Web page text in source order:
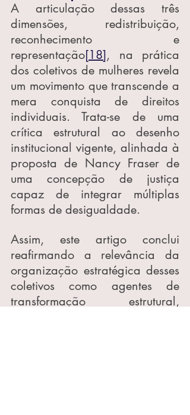
A articulação dessas três
dimensões, redistribuição,
reconhecimento e
representação[18], na prática
dos coletivos de mulheres revela
um movimento que transcende a
mera conquista de direitos
individuais. Trata-se de uma
crítica estrutural ao desenho
institucional vigente, alinhada à
proposta de Nancy Fraser de
uma concepção de justiça
capaz de integrar múltiplas
formas de desigualdade.
Assim, este artigo conclui
reafirmando a relevância da
organização estratégica desses
coletivos como agentes de
transformação estrutural,